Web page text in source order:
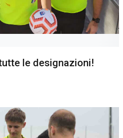
le designazioni!